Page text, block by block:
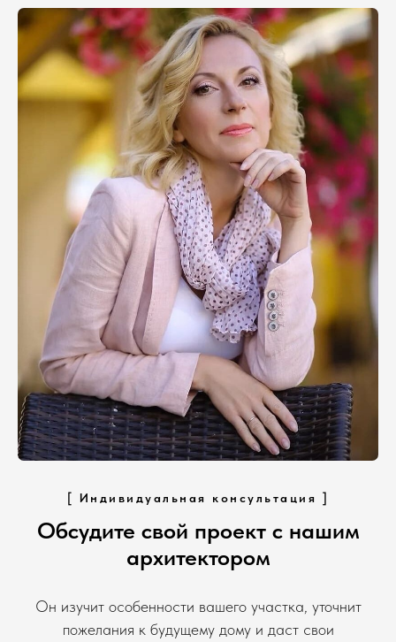
[ Индивидуальная консультация ]
Обсудите свой проект с нашим
архитектором
Он изучит особенности вашего участка, уточнит
пожелания к будущему дому и даст свои